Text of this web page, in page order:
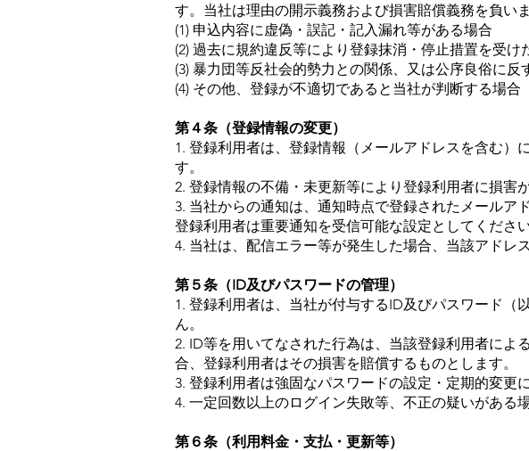
す。当社は理由の開示義務および損害賠償義務を負いま
(1) 申込内容に虚偽・誤記・記入漏れ等がある場合
(2) 過去に規約違反等により登録抹消・停止措置を受け
(3) 暴力団等反社会的勢力との関係、又は公序良俗に
(4) その他、登録が不適切であると当社が判断する場合
第４条（登録情報の変更）
1. 登録利用者は、登録情報（メールアドレスを含む）
す。
2. 登録情報の不備・未更新等により登録利用者に損害
3. 当社からの通知は、通知時点で登録されたメールア
登録利用者は重要通知を受信可能な設定としてくださ
4. 当社は、配信エラー等が発生した場合、当該アドレ
第５条（ID及びパスワードの管理）
1. 登録利用者は、当社が付与するID及びパスワード
ん。
2. ID等を用いてなされた行為は、当該登録利用者に
合、登録利用者はその損害を賠償するものとします。
3. 登録利用者は強固なパスワードの設定・定期的変更
4. 一定回数以上のログイン失敗等、不正の疑いがある
第６条（利用料金・支払・更新等）